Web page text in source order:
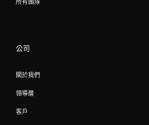
所有團隊
公司
關於我們
領導層
客戶